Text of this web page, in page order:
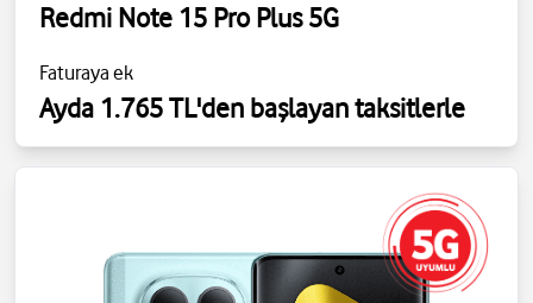
Redmi Note 15 Pro Plus 5G
Faturaya ek
Ayda 1.765 TL'den başlayan taksitlerle